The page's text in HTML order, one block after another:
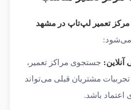
مرکز تعمیر لپ‌تاپ در مشهد
می‌شود:
جستجوی مراکز تعمیر،
مشتریان قبلی می‌تواند
اعتماد باشد.